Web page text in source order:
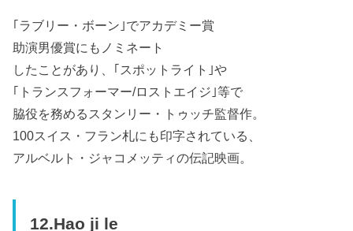
｢ラブリー・ボーン｣でアカデミー賞
助演男優賞にもノミネート
したことがあり、｢スポットライト｣や
｢トランスフォーマー/ロストエイジ｣等で
脇役を務めるスタンリー・トゥッチ監督作。
100スイス・フラン札にも印字されている、
アルベルト・ジャコメッティの伝記映画。
12.Hao ji le